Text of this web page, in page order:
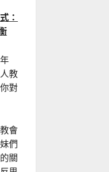
：
教
對
會
們
關